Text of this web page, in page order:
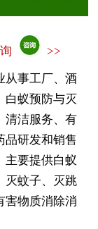
>>
从事工厂、酒
白蚁预防与灭
清洁服务、有
品研发和销售
主要提供白蚁
灭蚊子、灭跳
害物质消除消